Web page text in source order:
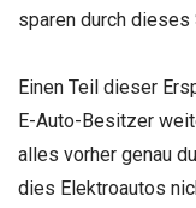
sparen durch
Einen Teil dieser
E-Auto-Besitzer
alles vorher genau
dies Elektroautos